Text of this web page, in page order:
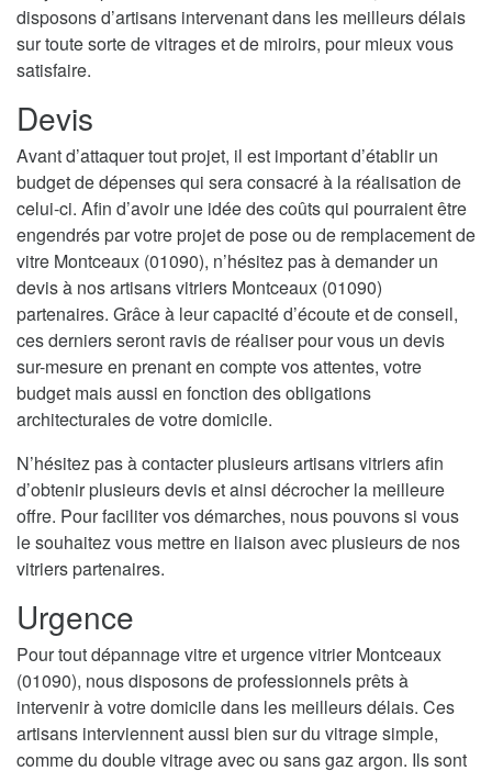
disposons d’artisans intervenant dans les meilleurs délais
sur toute sorte de vitrages et de miroirs, pour mieux vous
satisfaire.
Devis
Avant d’attaquer tout projet, il est important d’établir un
budget de dépenses qui sera consacré à la réalisation de
celui-ci. Afin d’avoir une idée des coûts qui pourraient être
engendrés par votre projet de pose ou de remplacement de
vitre Montceaux (01090), n’hésitez pas à demander un
devis à nos artisans vitriers Montceaux (01090)
partenaires. Grâce à leur capacité d’écoute et de conseil,
ces derniers seront ravis de réaliser pour vous un devis
sur-mesure en prenant en compte vos attentes, votre
budget mais aussi en fonction des obligations
architecturales de votre domicile.
N’hésitez pas à contacter plusieurs artisans vitriers afin
d’obtenir plusieurs devis et ainsi décrocher la meilleure
offre. Pour faciliter vos démarches, nous pouvons si vous
le souhaitez vous mettre en liaison avec plusieurs de nos
vitriers partenaires.
Urgence
Pour tout dépannage vitre et urgence vitrier Montceaux
(01090), nous disposons de professionnels prêts à
intervenir à votre domicile dans les meilleurs délais. Ces
artisans interviennent aussi bien sur du vitrage simple,
comme du double vitrage avec ou sans gaz argon. Ils sont